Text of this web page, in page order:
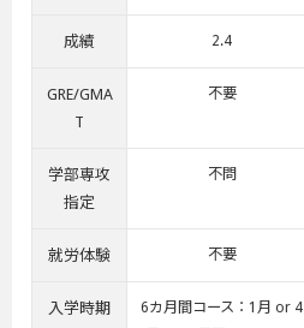
成績 2.4
GRE/GMA
T
不要
学部専攻
指定
不問
就労体験 不要
入学時期
6カ月間コース：1月 or 4